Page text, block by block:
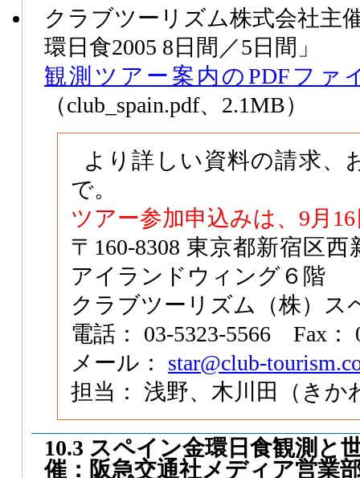
クラブツーリズム株式会社主
環日食2005 8日間／5日間」
観測ツアー案内のPDFファ
（club_spain.pdf、2.1MB）
より詳しい資料の請求、
で。
ツアー参加申込みは、9月
〒160-8308 東京都新宿区
アイランドウィング６階
クラブツーリズム（株）ス
電話： 03-5323-5566 Fax：
メール： star@club-
担当： 浅野、木川田（きか
10.3 スペイン金環日食観測と
催：阪急交通社メディア営業